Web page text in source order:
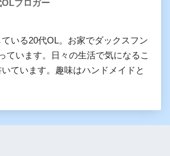
OLブロガー
いる20代OL。お家でダックスフン
ています。日々の生活で気になるこ
ています。趣味はハンドメイドと